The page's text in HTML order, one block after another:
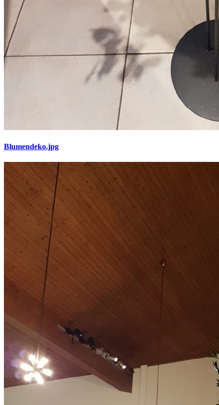
Blumendeko.jpg